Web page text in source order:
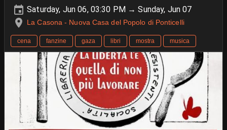
Saturday, Jun 06, 03:30 PM → Sunday, Jun 07
La Casona - Nuova Casa del Popolo di Ponticelli
cena fanzine gaza libri mostra musica